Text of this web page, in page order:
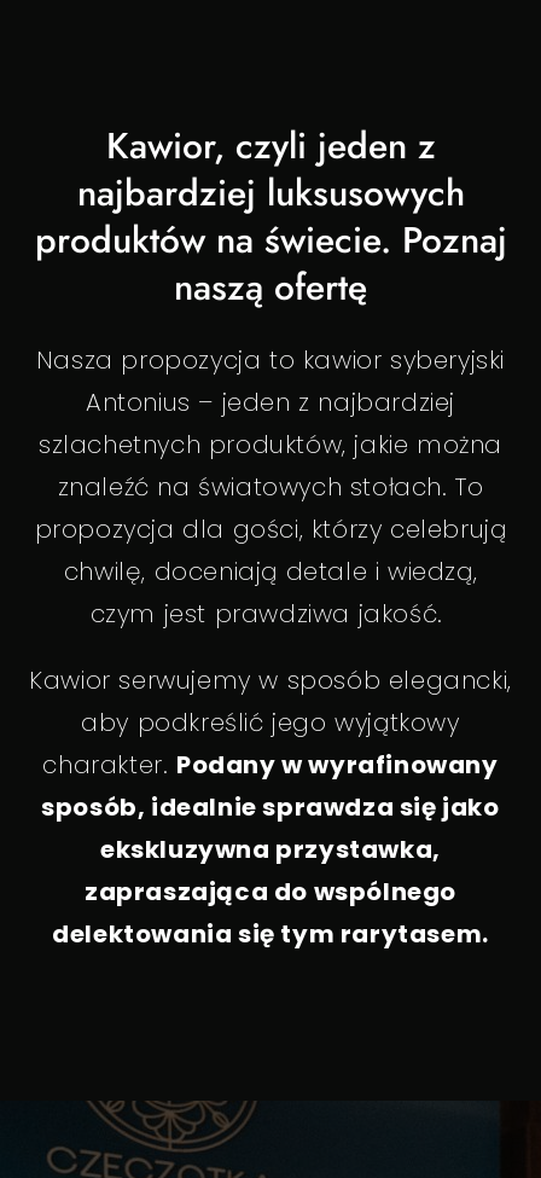
Kawior, czyli jeden z
najbardziej luksusowych
produktów na świecie. Poznaj
naszą ofertę
Nasza propozycja to kawior syberyjski
Antonius – jeden z najbardziej
szlachetnych produktów, jakie można
znaleźć na światowych stołach. To
propozycja dla gości, którzy celebrują
chwilę, doceniają detale i wiedzą,
czym jest prawdziwa jakość.
Kawior serwujemy w sposób elegancki,
aby podkreślić jego wyjątkowy
charakter. Podany w wyrafinowany
sposób, idealnie sprawdza się jako
ekskluzywna przystawka,
zapraszająca do wspólnego
delektowania się tym rarytasem.